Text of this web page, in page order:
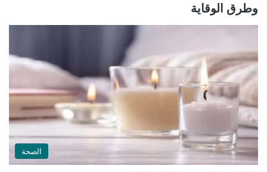
وطرق الوقاية
الصحة